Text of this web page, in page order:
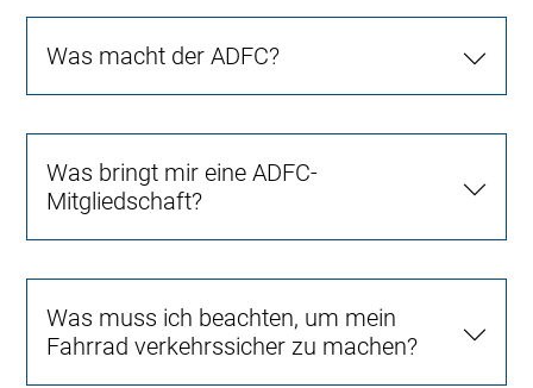
Was macht der ADFC?
Was bringt mir eine ADFC-
Mitgliedschaft?
Was muss ich beachten, um mein
Fahrrad verkehrssicher zu machen?